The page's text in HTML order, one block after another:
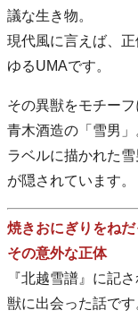
議な生き物。
現代風に言えば、
ゆるUMAです。
その異獣をモチーフ
青木酒造の「雪男」
ラベルに描かれた雪
が隠されています。
焼きおにぎりをねだ
その意外な正体
『北越雪譜』に記
獣に出会った話です